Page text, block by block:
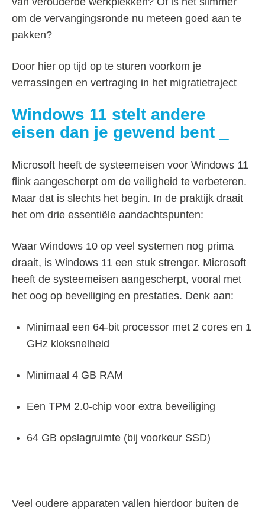
om de vervangingsronde nu meteen goed aan te
pakken?
Door hier op tijd op te sturen voorkom je
verrassingen en vertraging in het migratietraject
Windows 11 stelt andere
eisen dan je gewend bent
Microsoft heeft de systeemeisen voor Windows 11
flink aangescherpt om de veiligheid te verbeteren.
Maar dat is slechts het begin. In de praktijk draait
het om drie essentiële aandachtspunten:
Waar Windows 10 op veel systemen nog prima
draait, is Windows 11 een stuk strenger. Microsoft
heeft de systeemeisen aangescherpt, vooral met
het oog op beveiliging en prestaties. Denk aan:
Minimaal een 64-bit processor met 2 cores en 1
GHz kloksnelheid
Minimaal 4 GB RAM
Een TPM 2.0-chip voor extra beveiliging
64 GB opslagruimte (bij voorkeur SSD)
Veel oudere apparaten vallen hierdoor buiten de